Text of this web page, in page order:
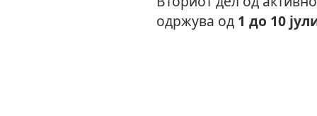
одржува од 1 до 10